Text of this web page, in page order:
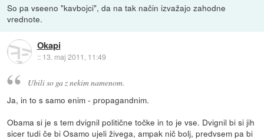
So pa vseeno "kavbojci", da na tak način izvažajo zahodne
vrednote.
Okapi
:: 13. maj 2011, 11:49
Ubili so ga z nekim namenom.
Ja, in to s samo enim - propagandnim.
Obama si je s tem dvignil politične točke in to je vse. Dvignil bi si jih
sicer tudi če bi Osamo ujeli živega, ampak nič bolj, predvsem pa bi